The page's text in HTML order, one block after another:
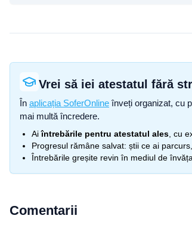
Vrei să iei atestatul fără
În aplicația SoferOnline înveți organizat, cu
mai multă încredere.
Aiîntrebările pentru atestatul ales , cu
Progresul rămâne salvat: știi ce ai
Întrebările greșite revin în mediul de
Comentarii